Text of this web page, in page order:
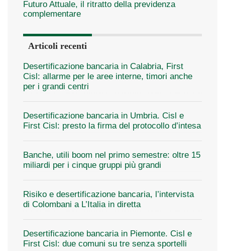
Futuro Attuale, il ritratto della previdenza
complementare
Articoli recenti
Desertificazione bancaria in Calabria, First
Cisl: allarme per le aree interne, timori anche
per i grandi centri
Desertificazione bancaria in Umbria. Cisl e
First Cisl: presto la firma del protocollo d’intesa
Banche, utili boom nel primo semestre: oltre 15
miliardi per i cinque gruppi più grandi
Risiko e desertificazione bancaria, l’intervista
di Colombani a L’Italia in diretta
Desertificazione bancaria in Piemonte. Cisl e
First Cisl: due comuni su tre senza sportelli